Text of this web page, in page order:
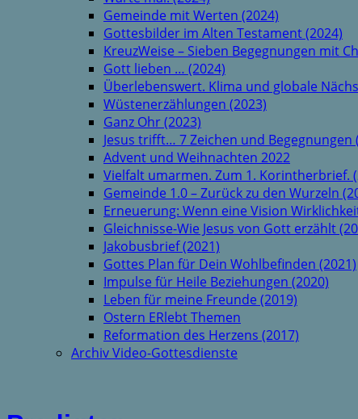
Gemeinde mit Werten (2024)
Gottesbilder im Alten Testament (2024)
KreuzWeise – Sieben Begegnungen mit
Gott lieben … (2024)
Überlebenswert. Klima und globale
Wüstenerzählungen (2023)
Ganz Ohr (2023)
Jesus trifft… 7 Zeichen und Begegnungen
Advent und Weihnachten 2022
Vielfalt umarmen. Zum 1. Korintherbrief.
Gemeinde 1.0 – Zurück zu den Wurzeln
Erneuerung: Wenn eine Vision
Gleichnisse-Wie Jesus von Gott erzählt
Jakobusbrief (2021)
Gottes Plan für Dein Wohlbefinden (2021)
Impulse für Heile Beziehungen (2020)
Leben für meine Freunde (2019)
Ostern ERlebt Themen
Reformation des Herzens (2017)
Archiv Video-Gottesdienste